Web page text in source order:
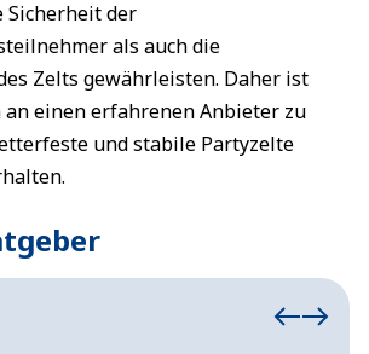
Sicherheit der
als auch die
Zelts gewährleisten. Daher ist
an einen erfahrenen Anbieter zu
und stabile Partyzelte